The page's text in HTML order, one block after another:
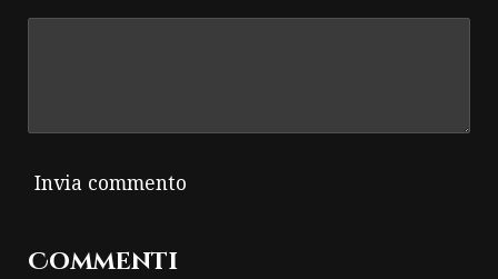
Invia commento
Commenti